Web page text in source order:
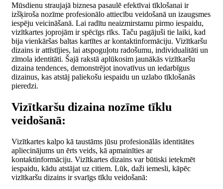
Mūsdienu straujajā biznesa pasaulē efektīvai tīklošanai ir
izšķiroša nozīme profesionālo attiecību veidošanā un izaugsmes
iespēju veicināšanā. Lai radītu neaizmirstamu pirmo iespaidu,
vizītkartes joprojām ir spēcīgs rīks. Taču pagājuši tie laiki, kad
bija vienkāršas baltas kartītes ar kontaktinformāciju. Vizītkaršu
dizains ir attīstījies, lai atspoguļotu radošumu, individualitāti un
zīmola identitāti. Šajā rakstā aplūkosim jaunākās vizītkaršu
dizaina tendences, demonstrējot inovatīvus un iedarbīgus
dizainus, kas atstāj paliekošu iespaidu un uzlabo tīklošanās
pieredzi.
Vizītkaršu dizaina nozīme tīklu
veidošanā:
Vizītkartes kalpo kā taustāms jūsu profesionālās identitātes
apliecinājums un ērts veids, kā apmainīties ar
kontaktinformāciju. Vizītkartes dizains var būtiski ietekmēt
iespaidu, kādu atstājat uz citiem. Lūk, daži iemesli, kāpēc
vizītkaršu dizains ir svarīgs tīklu veidošanā: